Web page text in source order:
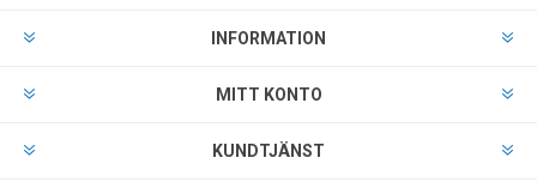
INFORMATION
MITT KONTO
KUNDTJÄNST